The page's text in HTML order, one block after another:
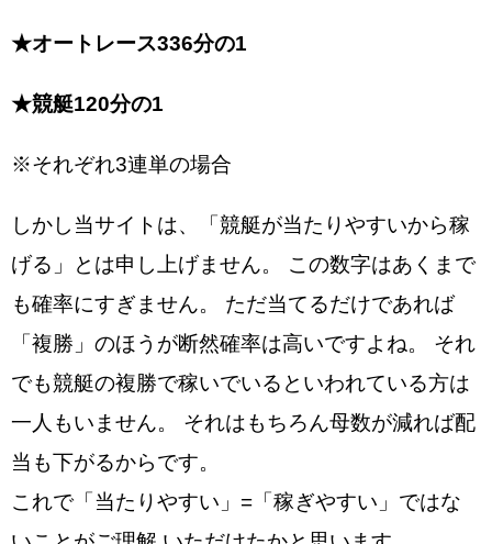
★オートレース336分の1
★競艇120分の1
※それぞれ3連単の場合
しかし当サイトは、「競艇が当たりやすいから稼
げる」とは申し上げません。 この数字はあくまで
も確率にすぎません。 ただ当てるだけであれば
「複勝」のほうが断然確率は高いですよね。 それ
でも競艇の複勝で稼いでいるといわれている方は
一人もいません。 それはもちろん母数が減れば配
当も下がるからです。
これで「当たりやすい」=「稼ぎやすい」ではな